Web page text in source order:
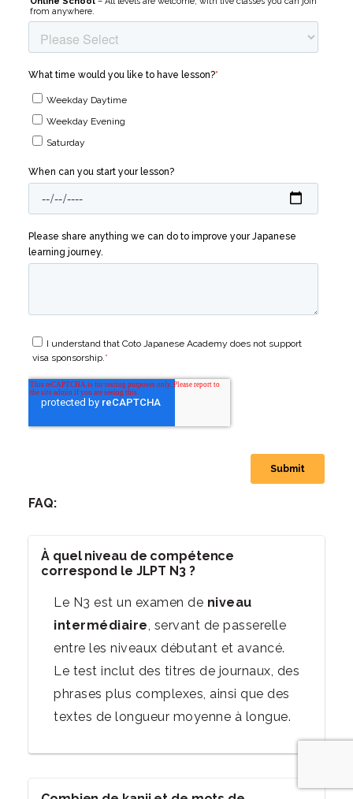
FAQ:
À quel niveau de compétence
correspond le JLPT N3 ?
Le N3 est un examen de niveau
intermédiaire, servant de passerelle
entre les niveaux débutant et avancé.
Le test inclut des titres de journaux, des
phrases plus complexes, ainsi que des
textes de longueur moyenne à longue.